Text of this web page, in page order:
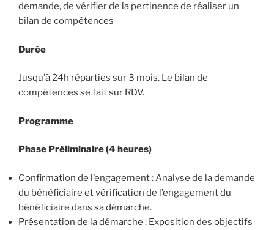
demande, de vérifier de la pertinence de réaliser un
bilan de compétences
Durée
Jusqu’à 24h réparties sur 3 mois. Le bilan de
compétences se fait sur RDV.
Programme
Phase Préliminaire (4 heures)
Confirmation de l’engagement : Analyse de la demande
du bénéficiaire et vérification de l’engagement du
bénéficiaire dans sa démarche.
Présentation de la démarche : Exposition des objectifs